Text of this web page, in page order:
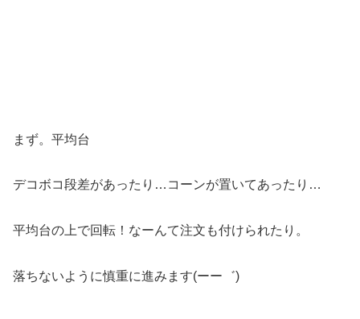
まず。平均台
デコボコ段差があったり…コーンが置いてあったり…
平均台の上で回転！なーんて注文も付けられたり。
落ちないように慎重に進みます(ーー゛)